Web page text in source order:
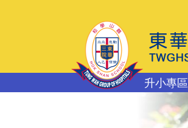
升小專區